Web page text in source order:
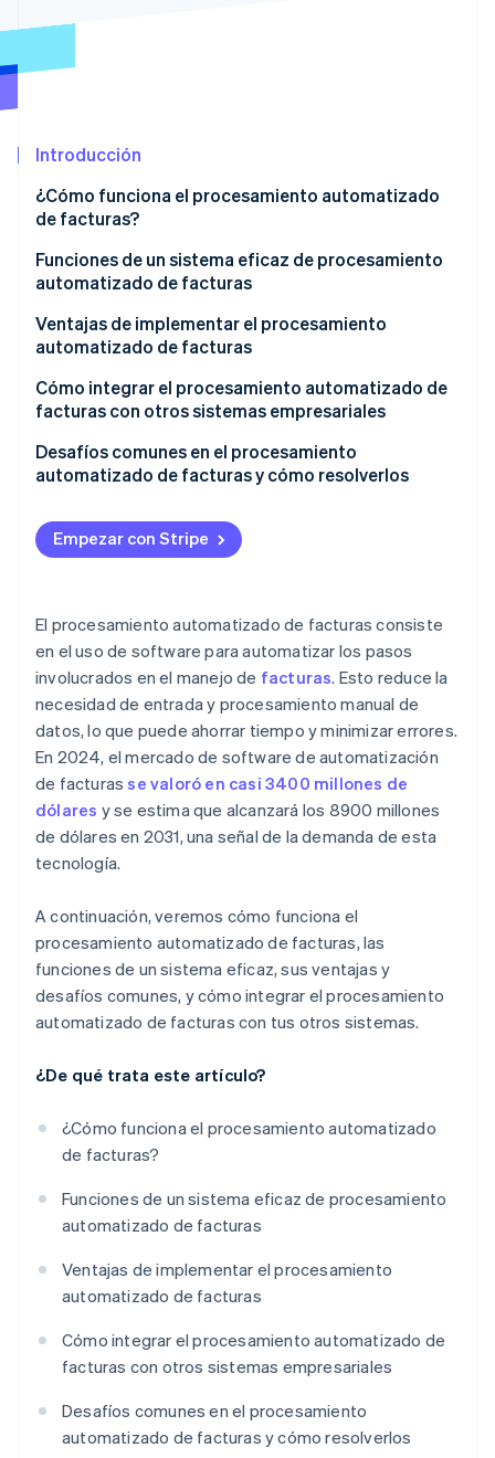
Radar
Eliminación de dióxido de carbono
Identity
Verificación de identidad en línea
Stripe Sessions 2026
Descubre cómo Stripe está construyendo la
para la IA.
Ver ahora
Introducción
¿Cómo funciona el procesamiento automatizado
de facturas?
Funciones de un sistema eficaz de procesamiento
automatizado de facturas
Captura de datos
Flujos de trabajo de aprobación
Integración
Ventajas de implementar el procesamiento
automatizado de facturas
Cómo integrar el procesamiento automatizado de
facturas con otros sistemas empresariales
Desafíos comunes en el procesamiento
automatizado de facturas y cómo resolverlos
Extracción y precisión de datos
Integración
usuarios
Gestión de excepciones y facturas complejas
Seguridad de los datos y cumplimiento de la
normativa
Empezar con Stripe
El procesamiento automatizado de facturas consiste
en el uso de software para automatizar los pasos
involucrados en el manejo de facturas. Esto reduce la
necesidad de entrada y procesamiento manual de
datos, lo que puede ahorrar tiempo y minimizar errores.
En 2024, el mercado de software de automatización
de facturasse valoró en casi 3400 millones de
dólares y se estima que alcanzará los 8900 millones
de dólares en 2031, una señal de la demanda de esta
tecnología.
A continuación, veremos cómo funciona el
procesamiento automatizado de facturas, las
funciones de un sistema eficaz, sus ventajas y
desafíos comunes, y cómo integrar el procesamiento
automatizado de facturas con tus otros sistemas.
¿De qué trata este artículo?
¿Cómo funciona el procesamiento automatizado
de facturas?
Funciones de un sistema eficaz de procesamiento
automatizado de facturas
Ventajas de implementar el procesamiento
automatizado de facturas
Cómo integrar el procesamiento automatizado de
facturas con otros sistemas empresariales
Desafíos comunes en el procesamiento
automatizado de facturas y cómo resolverlos